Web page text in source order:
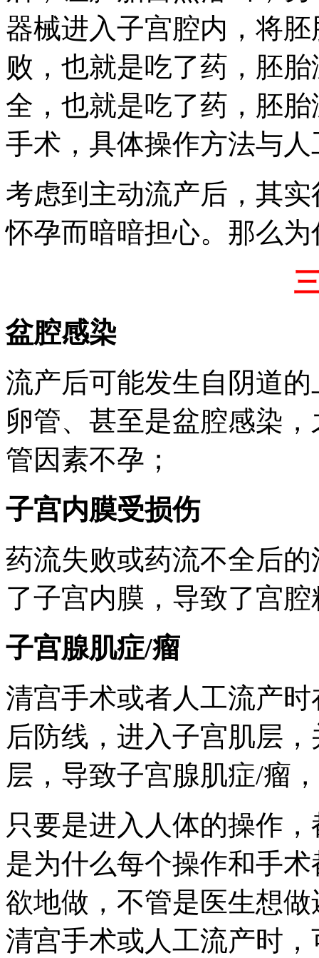
器械进入子宫腔内，将
败，也就是吃了药，胚
全，也就是吃了药，胚
手术，具体操作方法与
考虑到主动流产后，其
怀孕而暗暗担心。那么
盆腔感染
流产后可能发生自阴道
卵管、甚至是盆腔感染
管因素不孕；
子宫内膜受损伤
药流失败或药流不全后
了子宫内膜，导致了宫
子宫腺肌症/瘤
清宫手术或者人工流产
后防线，进入子宫肌层
层，导致子宫腺肌症/瘤
只要是进入人体的操作
是为什么每个操作和手
欲地做，不管是医生想
清宫手术或人工流产时